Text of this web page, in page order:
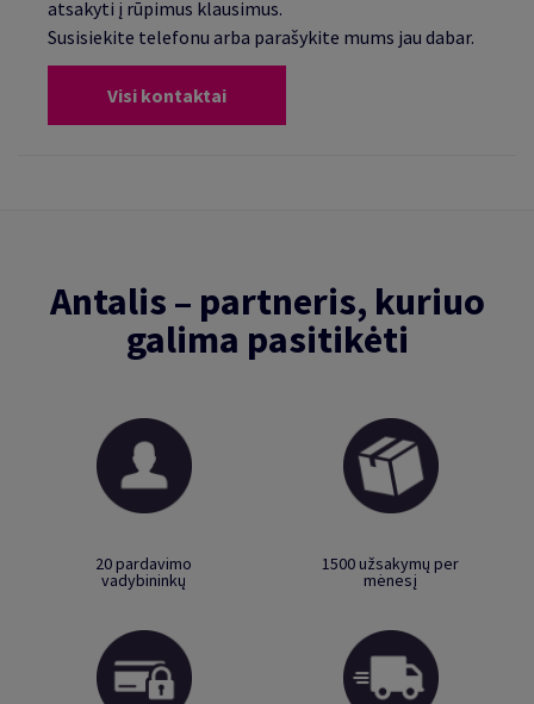
atsakyti į rūpimus klausimus.
Susisiekite telefonu arba parašykite mums jau dabar.
Visi kontaktai
Antalis – partneris, kuriuo
galima pasitikėti
20 pardavimo
vadybininkų
1500 užsakymų per
mėnesį